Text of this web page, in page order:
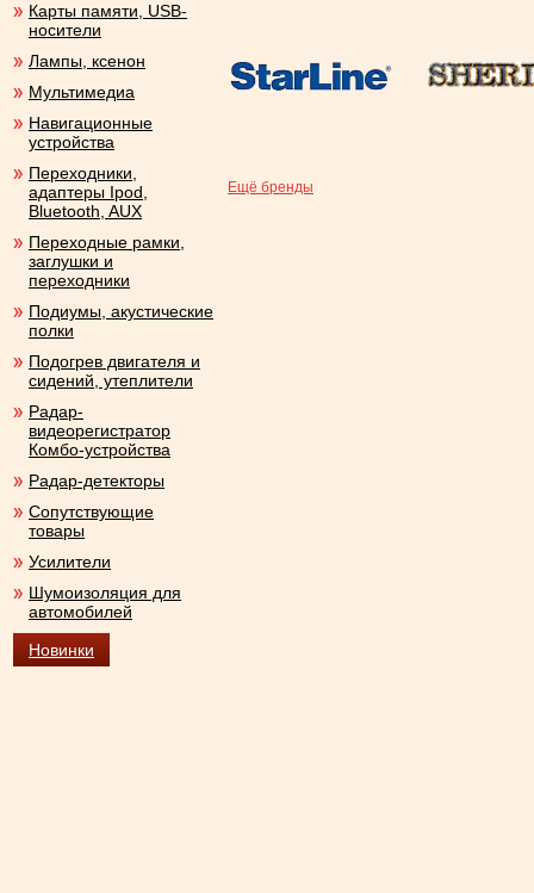
Ещё бренды
Карты памяти, USB-
носители
Лампы, ксенон
Мультимедиа
Навигационные
устройства
Переходники,
адаптеры Ipod,
Bluetooth, AUX
Переходные рамки,
заглушки и
переходники
Подиумы, акустические
полки
Подогрев двигателя и
сидений, утеплители
Радар-
видеорегистратор
Комбо-устройства
Радар-детекторы
Сопутствующие
товары
Усилители
Шумоизоляция для
автомобилей
Новинки